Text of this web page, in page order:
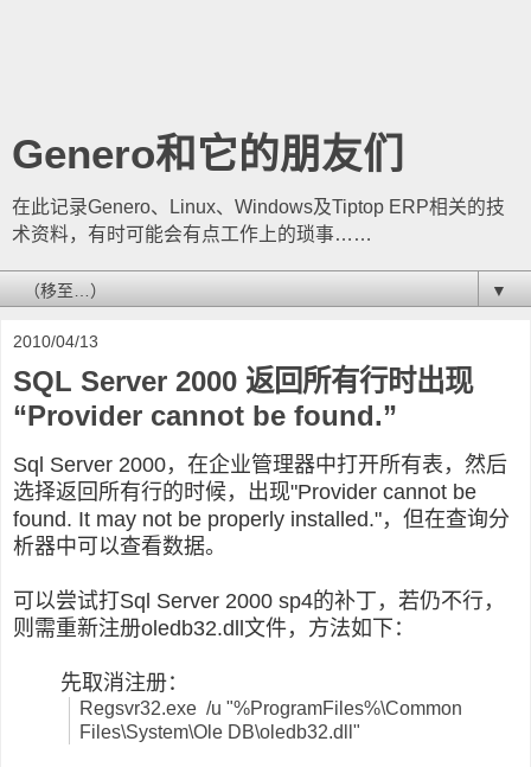
Genero和它的朋友们
在此记录Genero、Linux、Windows及Tiptop ERP相关的技
术资料，有时可能会有点工作上的琐事……
▼
2010/04/13
SQL Server 2000 返回所有行时出现
“Provider cannot be found.”
Sql Server 2000，在企业管理器中打开所有表，然后
选择返回所有行的时候，出现"Provider cannot be
found. It may not be properly installed."，但在查询分
析器中可以查看数据。
可以尝试打Sql Server 2000 sp4的补丁，若仍不行，
则需重新注册oledb32.dll文件，方法如下：
先取消注册：
Regsvr32.exe /u "%ProgramFiles%\Common
Files\System\Ole DB\oledb32.dll"